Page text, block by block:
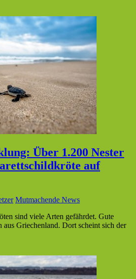
Über 1.200 Nester
auf
Mutmachende News
sind viele Arten gefährdet. Gute
aus Griechenland. Dort scheint sich der